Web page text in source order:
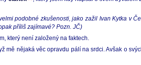
podobné zkušenosti, jako zažil Ivan Kytka v
příliš zajímavé? Pozn. JČ)
který není založený na faktech.
mě nějaká věc opravdu pálí na srdci. Avšak o